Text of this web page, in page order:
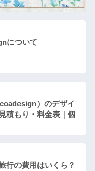
について
）のデザイ
積もり・料金表｜個
行の費用はいくら？